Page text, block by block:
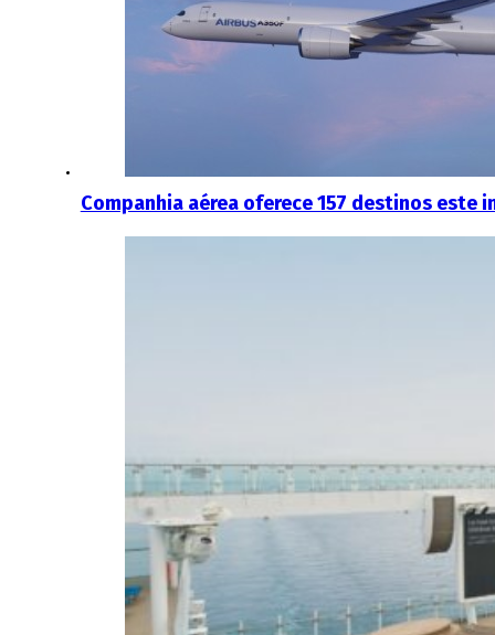
Companhia aérea oferece 157 destinos este